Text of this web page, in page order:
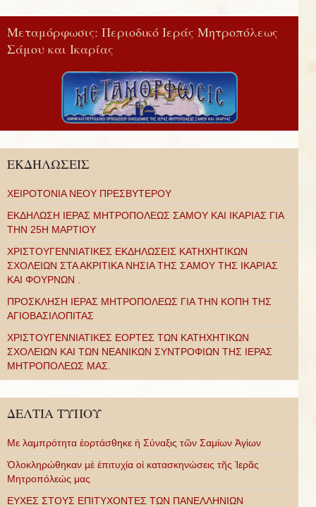
Μεταμόρφωσις: Περιοδικό Ιεράς Μητροπόλεως
Σάμου και Ικαρίας
ΕΚΔΗΛΩΣΕΙΣ
ΧΕΙΡΟΤΟΝΙΑ ΝΕΟΥ ΠΡΕΣΒΥΤΕΡΟΥ
ΕΚΔΗΛΩΣΗ ΙΕΡΑΣ ΜΗΤΡΟΠΟΛΕΩΣ ΣΑΜΟΥ ΚΑΙ ΙΚΑΡΙΑΣ ΓΙΑ
ΤΗΝ 25Η ΜΑΡΤΙΟΥ
ΧΡΙΣΤΟΥΓΕΝΝΙΑΤΙΚΕΣ ΕΚΔΗΛΩΣΕΙΣ ΚΑΤΗΧΗΤΙΚΩΝ
ΣΧΟΛΕΙΩΝ ΣΤΑ ΑΚΡΙΤΙΚΑ ΝΗΣΙΑ ΤΗΣ ΣΑΜΟΥ ΤΗΣ ΙΚΑΡΙΑΣ
ΚΑΙ ΦΟΥΡΝΩΝ .
ΠΡΟΣΚΛΗΣΗ ΙΕΡΑΣ ΜΗΤΡΟΠΟΛΕΩΣ ΓΙΑ ΤΗΝ ΚΟΠΗ ΤΗΣ
ΑΓΙΟΒΑΣΙΛΟΠΙΤΑΣ
ΧΡΙΣΤΟΥΓΕΝΝΙΑΤΙΚΕΣ ΕΟΡΤΕΣ ΤΩΝ ΚΑΤΗΧΗΤΙΚΩΝ
ΣΧΟΛΕΙΩΝ ΚΑΙ ΤΩΝ ΝΕΑΝΙΚΩΝ ΣΥΝΤΡΟΦΙΩΝ ΤΗΣ ΙΕΡΑΣ
ΜΗΤΡΟΠΟΛΕΩΣ ΜΑΣ.
ΔΕΛΤΙΑ ΤΥΠΟΥ
Με λαμπρότητα ἑορτάσθηκε ἡ Σύναξις τῶν Σαμίων Ἁγίων
Ὁλοκληρώθηκαν μὲ ἐπιτυχία οἱ κατασκηνώσεις τῆς Ἱερᾶς
Μητροπόλεώς μας
ΕΥΧΕΣ ΣΤΟΥΣ ΕΠΙΤΥΧΟΝΤΕΣ ΤΩΝ ΠΑΝΕΛΛΗΝΙΩΝ